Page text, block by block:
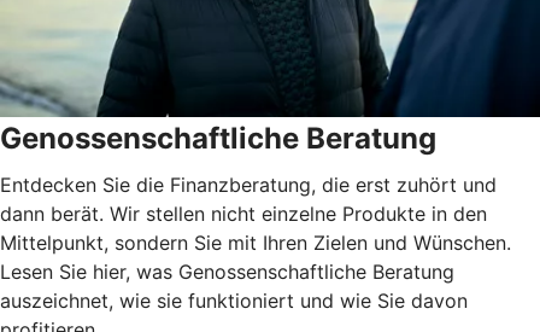
Genossenschaftliche Beratung
Entdecken Sie die Finanzberatung, die erst zuhört und
dann berät. Wir stellen nicht einzelne Produkte in den
Mittelpunkt, sondern Sie mit Ihren Zielen und Wünschen.
Lesen Sie hier, was Genossenschaftliche Beratung
auszeichnet, wie sie funktioniert und wie Sie davon